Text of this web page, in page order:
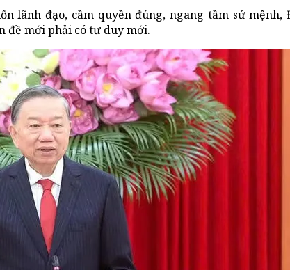
lãnh đạo, cầm quyền đúng, ngang tầm sứ
đề mới phải có tư duy mới.